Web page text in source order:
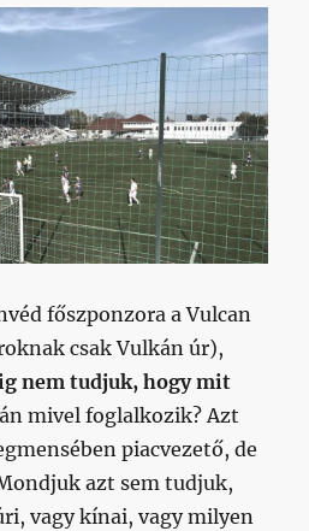
főszponzora a Vulcan
csak Vulkán úr),
nem tudjuk, hogy mit
mivel foglalkozik? Azt
piacvezető, de
azt sem tudjuk,
vagy kínai, vagy milyen